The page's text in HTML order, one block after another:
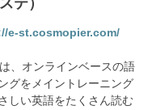
e-st.cosmopier.com/
、オンラインベースの語
グをメイントレーニング
しい英語をたくさん読む